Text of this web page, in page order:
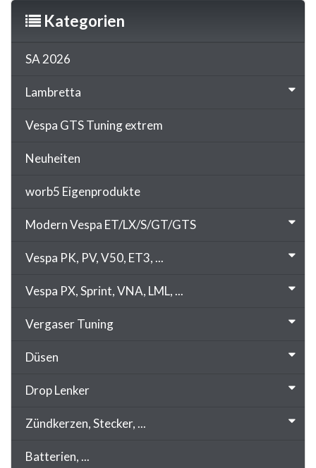
Kategorien
SA 2026
Lambretta
Vespa GTS Tuning extrem
Neuheiten
worb5 Eigenprodukte
Modern Vespa ET/LX/S/GT/GTS
Vespa PK, PV, V50, ET3, ...
Vespa PX, Sprint, VNA, LML, ...
Vergaser Tuning
Düsen
Drop Lenker
Zündkerzen, Stecker, ...
Batterien, ...